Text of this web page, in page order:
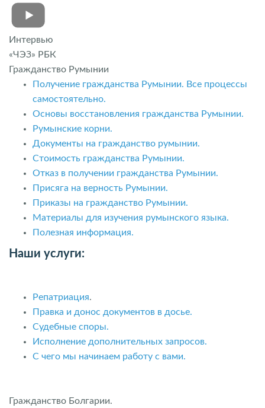
Интервью
«ЧЭЗ» РБК
Гражданство Румынии
Получение гражданства Румынии. Все процессы
самостоятельно.
Основы восстановления гражданства Румынии.
Румынские корни.
Документы на гражданство румынии.
Стоимость гражданства Румынии.
Отказ в получении гражданства Румынии.
Присяга на верность Румынии.
Приказы на гражданство Румынии.
Материалы для изучения румынского языка.
Полезная информация.
Наши услуги:
Репатриация.
Правка и донос документов в досье.
Судебные споры.
Исполнение дополнительных запросов.
С чего мы начинаем работу с вами.
Гражданство Болгарии.